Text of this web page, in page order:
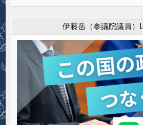
伊藤岳（参議院議員）